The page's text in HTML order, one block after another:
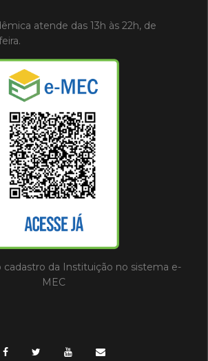
atende das 13h às 22h, de
cadastro da Instituição no sistema e-
MEC